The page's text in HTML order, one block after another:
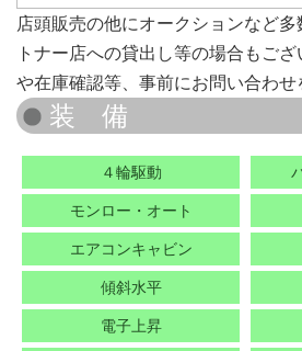
店頭販売の他にオークションなど
トナー店への貸出し等の場合もご
や在庫確認等、事前にお問い合わせ
４輪駆動
モンロー・オート
エアコンキャビン
傾斜水平
電子上昇